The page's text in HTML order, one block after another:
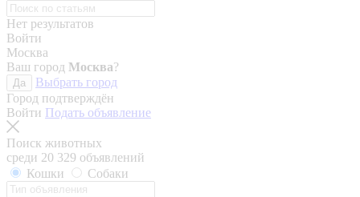
Нет результатов
Войти
Москва
Ваш город Москва?
Да
Выбрать город
Город подтверждён
Войти Подать объявление
Поиск животных
среди 20 329 объявлений
Кошки
Собаки